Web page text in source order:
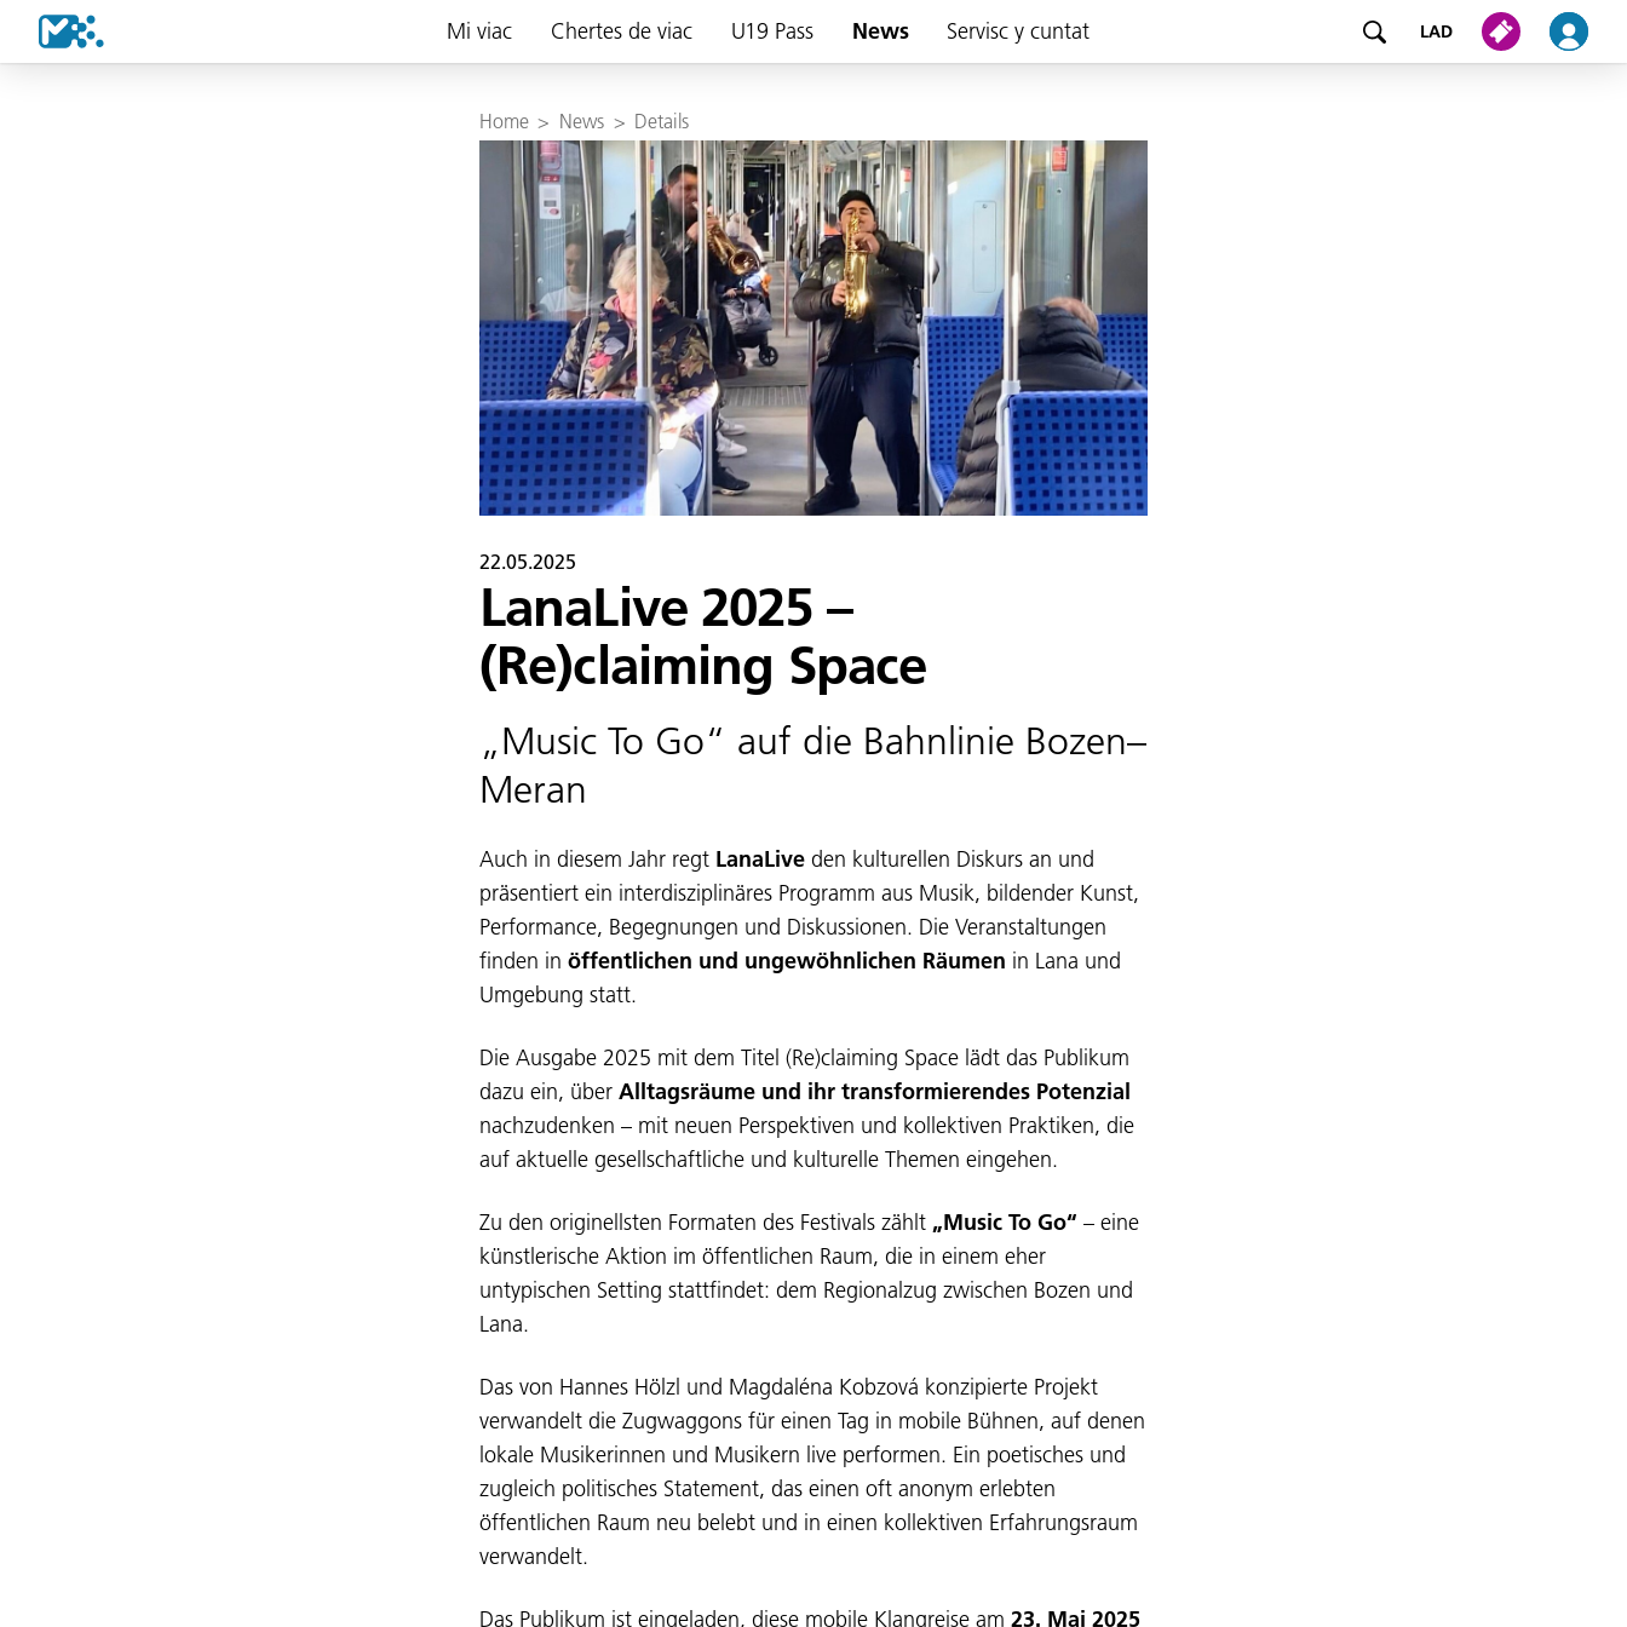
Mi viac Chertes de viac U19 Pass News Servisc y cuntat LAD
Home > News > Details
22.05.2025
LanaLive 2025 –
(Re)claiming Space
„Music To Go“ auf die Bahnlinie Bozen–
Meran
Auch in diesem Jahr regt LanaLive den kulturellen Diskurs an und
präsentiert ein interdisziplinäres Programm aus Musik, bildender Kunst,
Performance, Begegnungen und Diskussionen. Die Veranstaltungen
finden in öffentlichen und ungewöhnlichen Räumen in Lana und
Umgebung statt.
Die Ausgabe 2025 mit dem Titel (Re)claiming Space lädt das Publikum
dazu ein, über Alltagsräume und ihr transformierendes Potenzial
nachzudenken – mit neuen Perspektiven und kollektiven Praktiken, die
auf aktuelle gesellschaftliche und kulturelle Themen eingehen.
Zu den originellsten Formaten des Festivals zählt „Music To Go“ – eine
künstlerische Aktion im öffentlichen Raum, die in einem eher
untypischen Setting stattfindet: dem Regionalzug zwischen Bozen und
Lana.
Das von Hannes Hölzl und Magdaléna Kobzová konzipierte Projekt
verwandelt die Zugwaggons für einen Tag in mobile Bühnen, auf denen
lokale Musikerinnen und Musikern live performen. Ein poetisches und
zugleich politisches Statement, das einen oft anonym erlebten
öffentlichen Raum neu belebt und in einen kollektiven Erfahrungsraum
verwandelt.
Das Publikum ist eingeladen, diese mobile Klangreise am 23. Mai 2025